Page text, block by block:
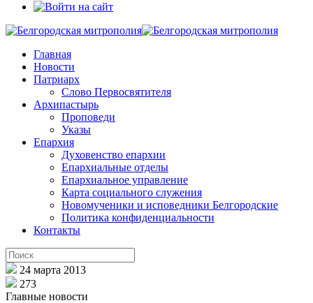
Главная
Новости
Патриарх
Слово Первосвятителя
Архипастырь
Проповеди
Указы
Епархия
Духовенство епархии
Епархиальные отделы
Епархиальное управление
Карта социального служения
Новомученики и исповедники Белгородские
Политика конфиденциальности
Контакты
24 марта 2013
273
Главные новости